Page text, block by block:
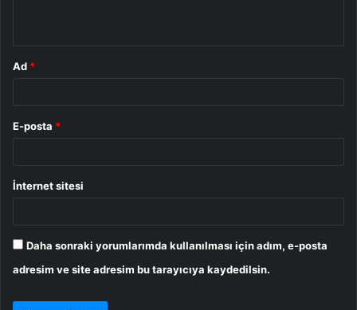
Ad *
E-posta *
İnternet sitesi
Daha sonraki yorumlarımda kullanılması için adım, e-posta
adresim ve site adresim bu tarayıcıya kaydedilsin.